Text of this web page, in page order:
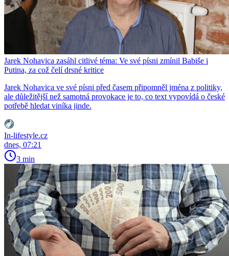
Jarek Nohavica zasáhl citlivé téma: Ve své písni zmínil Babiše i
Putina, za což čelí drsné kritice
Jarek Nohavica ve své písni před časem připomněl jména z politiky,
ale důležitější než samotná provokace je to, co text vypovídá o české
potřebě hledat viníka jinde.
In-lifestyle.cz
dnes, 07:21
3 min